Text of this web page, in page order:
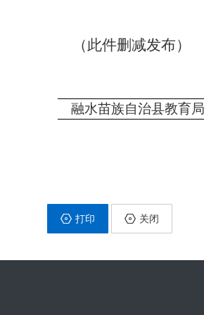
（此件删减发布）
融水苗族自治
打印 关闭